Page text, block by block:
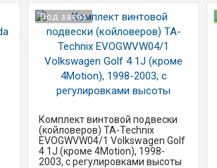
Под заказ
Комплект винтовой подвески
(койловеров) TA-Technix
EVOGWVW04/1 Volkswagen Golf
4 1J (кроме 4Motion), 1998-
2003, с регулировками высоты